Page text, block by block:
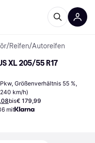
/Reifen/Autoreifen
XL 205/55 R17
Größenverhältnis 55 %,
km/h)
bis€ 179,99
mit